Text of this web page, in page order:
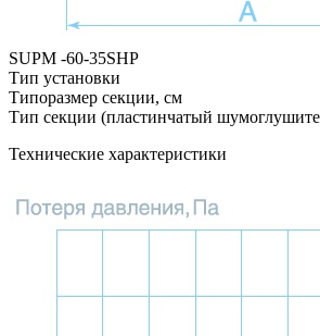
SUPM -60-35SHР
Тип установки
Типоразмер секции, см
Тип секции (пластинчатый
Технические характеристики